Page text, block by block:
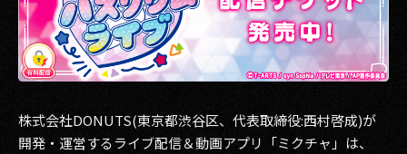
イベント
タテドラ
PRIVACY POLICY
株式会社DONUTS(東京都渋谷区、代表取締役:西村啓成)が
開発・運営するライブ配信＆動画アプリ「ミクチャ」は、